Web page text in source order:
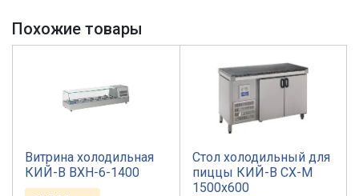
Похожие товары
Витрина холодильная
КИЙ-В ВХН-6-1400
Стол холодильный для
пиццы КИЙ-В СХ-М
1500х600